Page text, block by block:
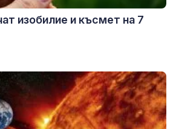
изобилие и късмет на 7